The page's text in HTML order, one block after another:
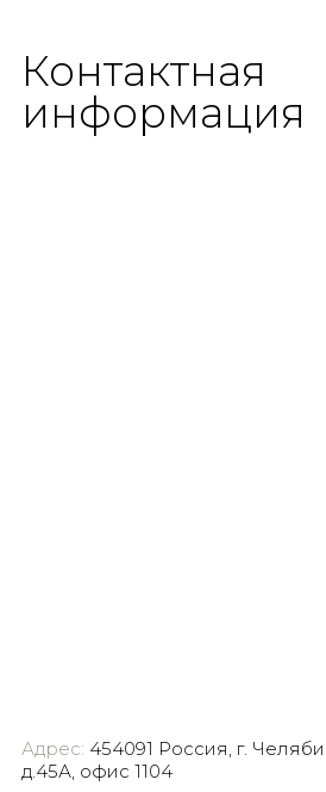
Контактная
информация
Адрес: 454091 Россия, г.
д.45А, офис 1104